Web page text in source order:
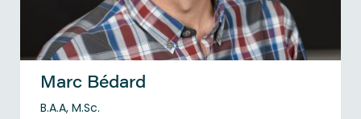
Marc Bédard
B.A.A, M.Sc.